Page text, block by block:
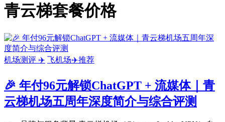
青云梯套餐价格
机场测评 ✈️ 飞机场✈️推荐
🎉 年付96元解锁ChatGPT + 流媒体｜青
云梯机场五周年深度简介与综合评测